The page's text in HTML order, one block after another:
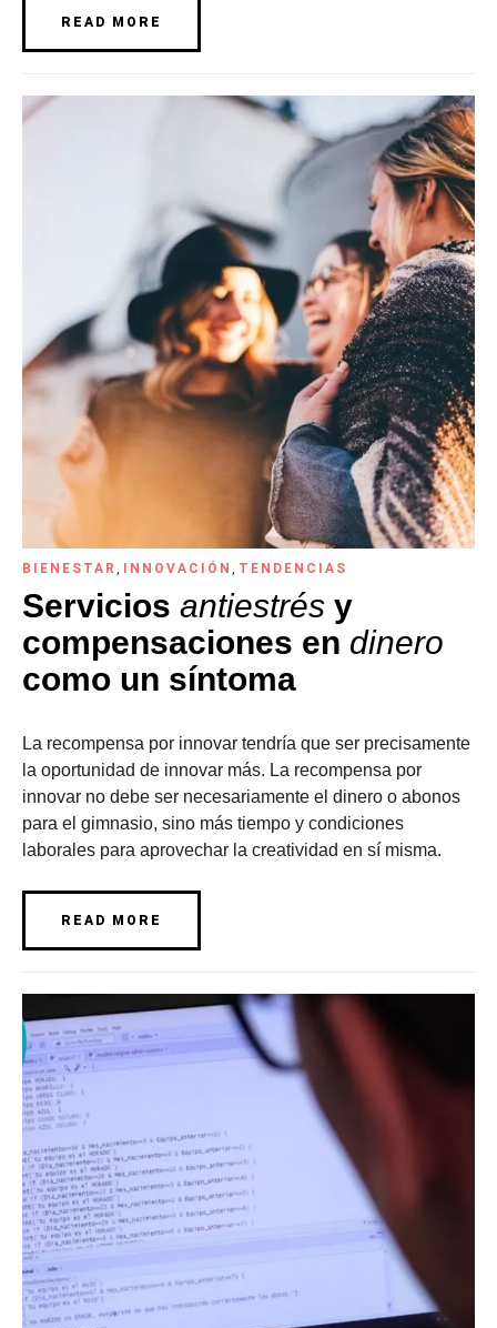
READ MORE
BIENESTAR , INNOVACIÓN , TENDENCIAS
Servicios antiestrés y
compensaciones en dinero
como un síntoma
La recompensa por innovar tendría que ser precisamente
la oportunidad de innovar más. La recompensa por
innovar no debe ser necesariamente el dinero o abonos
para el gimnasio, sino más tiempo y condiciones
laborales para aprovechar la creatividad en sí misma.
READ MORE